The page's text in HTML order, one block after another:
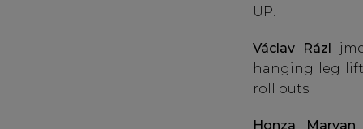
UP.
Václav Rázl
hanging leg
roll outs.
Honza Marvan